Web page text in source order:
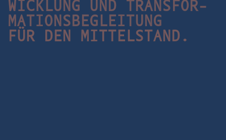
WICKLUNG UND TRANS­FOR­
MA­TIONS­BE­GLEITUNG
FÜR DEN MITTELSTAND.